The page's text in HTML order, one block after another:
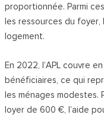
proportionnée. Parmi
les ressources du
logement.
En 2022, l’APL couvre
bénéficiaires, ce qui
les ménages modestes.
loyer de 600 €, l’aide